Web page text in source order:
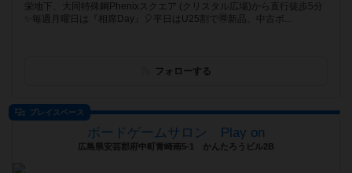
栄地下、大同特殊鋼Phenixスクエア (クリスタル広場)から直行徒歩5分
✨毎週月曜日は『相席Day』🎈平日はU25割で🉐新品、中古ボ...
フォローする
プレイスペース
ボードゲームサロン Play on
広島県安芸郡府中町青崎南5-1 かんたろうビル2B